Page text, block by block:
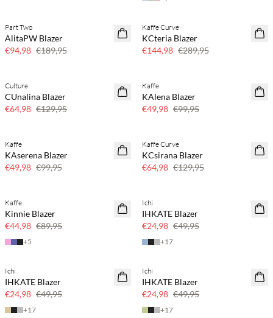
SAVE20
Part Two
AlitaPW Blazer
€94,98 €189,95
SAVE20
Kaffe Curve
KCteria Blazer
€144,98 €289,95
SAVE20
Culture
CUnalina Blazer
€64,98 €129,95
SAVE20
Kaffe
KAlena Blazer
€49,98 €99,95
SAVE20
Kaffe
KAserena Blazer
€49,98 €99,95
SAVE20
Kaffe Curve
KCsirana Blazer
€64,98 €129,95
SAVE20
Kaffe
Kinnie Blazer
€44,98 €89,95
+5
SAVE20
Ichi
IHKATE Blazer
€24,98 €49,95
+17
SAVE20
Ichi
IHKATE Blazer
€24,98 €49,95
+17
SAVE20
Ichi
IHKATE Blazer
€24,98 €49,95
+17